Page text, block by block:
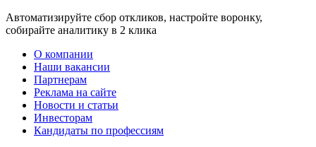
Автоматизируйте сбор откликов, настройте воронку,
собирайте аналитику в 2 клика
О компании
Наши вакансии
Партнерам
Реклама на сайте
Новости и статьи
Инвесторам
Кандидаты по профессиям